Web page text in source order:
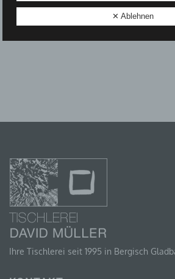
Ihre Tischlerei seit 1995 in Bergisch
D) EINSCHRÄNKUNG DER
Profiling ist jede Art der
personenbezogener Daten, die
diese personenbezogenen Daten
um bestimmte persönliche
natürliche Person beziehen, zu
insbesondere, um Aspekte
wirtschaftlicher Lage, Gesundheit,
Vorlieben, Interessen,
Aufenthaltsort oder Ortswechsel
Person zu analysieren oder
✕ Ablehnen